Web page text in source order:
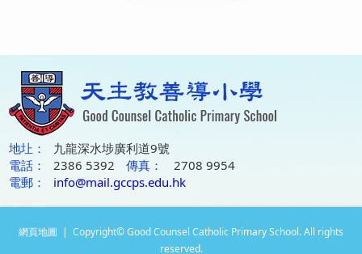
地圵：
九龍深水埗廣利道9號
電話：
2386 5392 傳真：
2708 9954
電郵：
info@mail.gccps.edu.hk
網頁地圖 | Copyright© Good Counsel Catholic Primary School. All rights
reserved.